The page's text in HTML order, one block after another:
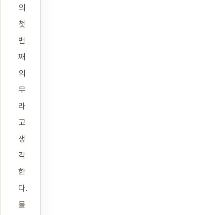
의
첫
번
째
의
무
라
고
생
각
한
다.
물